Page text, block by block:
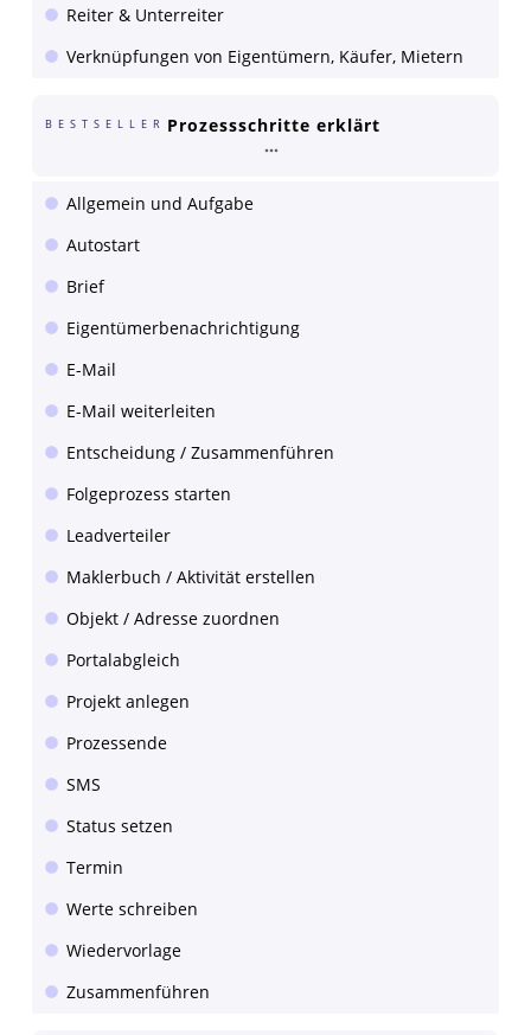
Reiter & Unterreiter
Verknüpfungen von Eigentümern, Käufer, Mietern
BESTSELLER Prozessschritte erklärt
Allgemein und Aufgabe
Autostart
Brief
Eigentümerbenachrichtigung
E-Mail
E-Mail weiterleiten
Entscheidung / Zusammenführen
Folgeprozess starten
Leadverteiler
Maklerbuch / Aktivität erstellen
Objekt / Adresse zuordnen
Portalabgleich
Projekt anlegen
Prozessende
SMS
Status setzen
Termin
Werte schreiben
Wiedervorlage
Zusammenführen